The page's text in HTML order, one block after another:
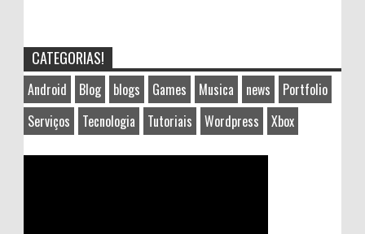
CATEGORIAS!
Android Blog blogs Games Musica news
Portfolio
Serviços
Tecnologia Tutoriais Wordpress Xbox